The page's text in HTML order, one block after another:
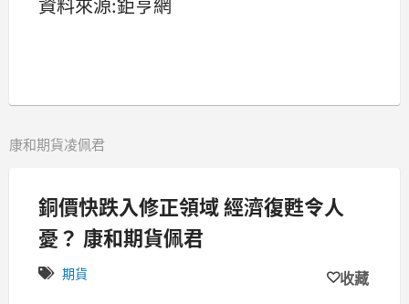
資料來源:鉅亨網
康和期貨凌佩君
銅價快跌入修正領域 經濟復甦令人
憂？ 康和期貨佩君
期貨 收藏